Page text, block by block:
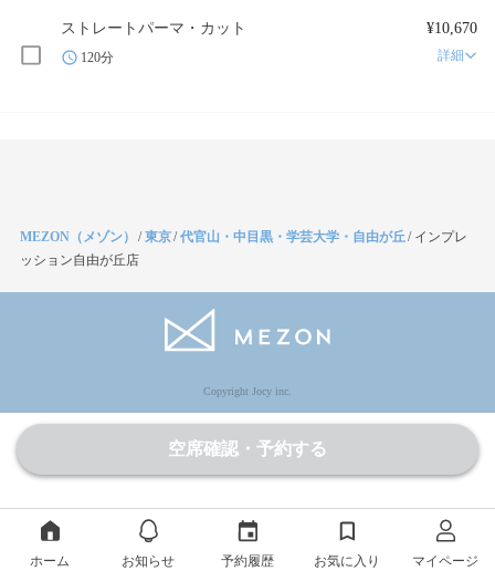
ストレートパーマ・カット ¥10,670
120分 詳細
空席確認・予約する
MEZON（メゾン） /東京/代官山・中目黒・学芸大学・自由が丘/ インプレ
ッション自由が丘店
Copyright Jocy inc.
ホーム お知らせ 予約履歴 お気に入り マイページ